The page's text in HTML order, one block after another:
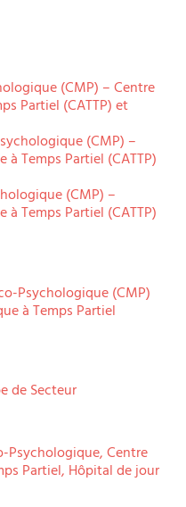
(CMP) – Centre
Partiel (CATTP) et
(CMP) –
Temps Partiel (CATTP)
(CMP) –
Temps Partiel (CATTP)
Psychologique (CMP)
à Temps Partiel
de Secteur
Psychologique, Centre
Partiel, Hôpital de jour